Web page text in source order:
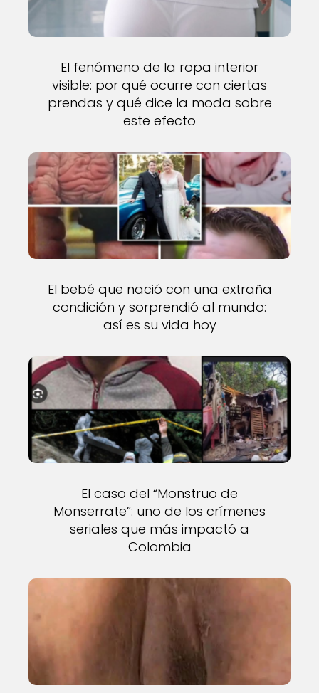
El fenómeno de la ropa interior
visible: por qué ocurre con ciertas
prendas y qué dice la moda sobre
este efecto
El bebé que nació con una extraña
condición y sorprendió al mundo:
así es su vida hoy
El caso del “Monstruo de
Monserrate”: uno de los crímenes
seriales que más impactó a
Colombia